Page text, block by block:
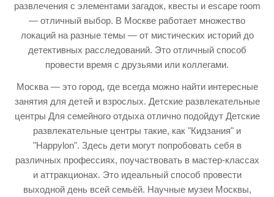
развлечения с элементами загадок, квесты и escape room
— отличный выбор. В Москве работает множество
локаций на разные темы — от мистических историй до
детективных расследований. Это отличный способ
провести время с друзьями или коллегами.
Москва — это город, где всегда можно найти интересные
занятия для детей и взрослых. Детские развлекательные
центры Для семейного отдыха отлично подойдут Детские
развлекательные центры такие, как "Кидзания" и
"Happylon". Здесь дети могут попробовать себя в
различных профессиях, поучаствовать в мастер-классах
и аттракционах. Это идеальный способ провести
выходной день всей семьёй. Научные музеи Москвы,